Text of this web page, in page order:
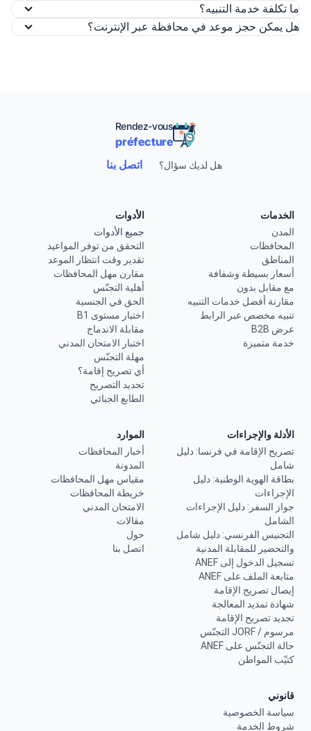
ما تكلفة خدمة التنبيه؟
هل يمكن حجز موعد في محافظة عبر الإنترنت؟
Rendez-vous
préfecture
هل لديك سؤال؟ اتصل بنا
الخدمات
المدن
المحافظات
المناطق
أسعار بسيطة وشفافة
مع مقابل بدون
مقارنة أفضل خدمات التنبيه
تنبيه مخصص عبر الرابط
عرض B2B
خدمة متميزة
الأدوات
جميع الأدوات
التحقق من توفر المواعيد
تقدير وقت انتظار الموعد
مقارن مهل المحافظات
أهلية التجنّس
الحق في الجنسية
اختبار مستوى B1
مقابلة الاندماج
اختبار الامتحان المدني
مهلة التجنّس
أي تصريح إقامة؟
تجديد التصريح
الطابع الجبائي
الأدلة والإجراءات
تصريح الإقامة في فرنسا: دليل
شامل
بطاقة الهوية الوطنية: دليل
الإجراءات
جواز السفر: دليل الإجراءات
الشامل
التجنيس الفرنسي: دليل شامل
والتحضير للمقابلة المدنية
تسجيل الدخول إلى ANEF
متابعة الملف على ANEF
إيصال تصريح الإقامة
شهادة تمديد المعالجة
تجديد تصريح الإقامة
مرسوم / JORF التجنّس
حالة التجنّس على ANEF
كتيّب المواطن
الموارد
أخبار المحافظات
المدونة
مقياس مهل المحافظات
خريطة المحافظات
الامتحان المدني
مقالات
حول
اتصل بنا
قانوني
سياسة الخصوصية
شروط الخدمة